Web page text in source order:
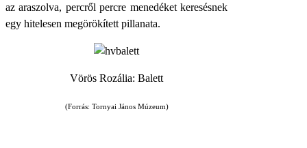
az araszolva, percről percre menedéket keresésnek
egy hitelesen megörökített pillanata.
Vörös Rozália: Balett
(Forrás: Tornyai János Múzeum)